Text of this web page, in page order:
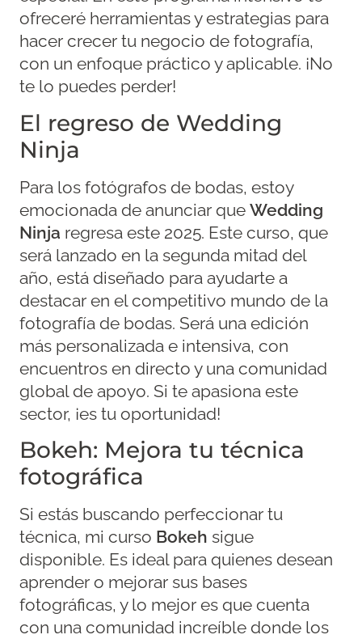
ofreceré herramientas y estrategias para
hacer crecer tu negocio de fotografía,
con un enfoque práctico y aplicable. ¡No
te lo puedes perder!
El regreso de Wedding
Ninja
Para los fotógrafos de bodas, estoy
emocionada de anunciar que Wedding
Ninja regresa este 2025. Este curso, que
será lanzado en la segunda mitad del
año, está diseñado para ayudarte a
destacar en el competitivo mundo de la
fotografía de bodas. Será una edición
más personalizada e intensiva, con
encuentros en directo y una comunidad
global de apoyo. Si te apasiona este
sector, ¡es tu oportunidad!
Bokeh: Mejora tu técnica
fotográfica
Si estás buscando perfeccionar tu
técnica, mi curso Bokeh sigue
disponible. Es ideal para quienes desean
aprender o mejorar sus bases
fotográficas, y lo mejor es que cuenta
con una comunidad increíble donde los